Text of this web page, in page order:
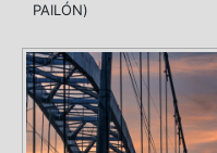
PAILÓN)